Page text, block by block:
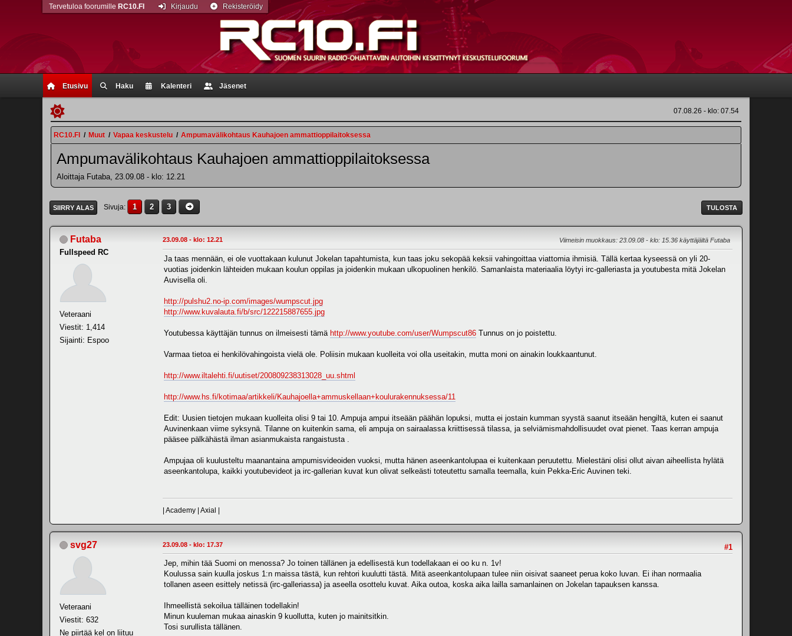
Etusivu Haku Kalenteri Jäsenet
Tervetuloa foorumille RC10.FI Kirjaudu Rekisteröidy
07.08.26 - klo: 07.54
RC10.FI / Muut / Vapaa keskustelu / Ampumavälikohtaus Kauhajoen ammattioppilaitoksessa
Ampumavälikohtaus Kauhajoen ammattioppilaitoksessa
Aloittaja Futaba, 23.09.08 - klo: 12.21
TULOSTA
SIIRRY ALAS Sivuja 1 2 3
Futaba
Fullspeed RC
Veteraani
Viestit: 1,414
Sijainti: Espoo
23.09.08 - klo: 12.21 Viimeisin muokkaus: 23.09.08 - klo: 15.36 käyttäjältä Futaba
Ja taas mennään, ei ole vuottakaan kulunut Jokelan tapahtumista, kun taas joku sekopää keksii vahingoittaa viattomia ihmisiä. Tällä kertaa kyseessä on yli 20-
vuotias joidenkin lähteiden mukaan koulun oppilas ja joidenkin mukaan ulkopuolinen henkilö. Samanlaista materiaalia löytyi irc-galleriasta ja youtubesta mitä Jokelan
Auvisella oli.
http://pulshu2.no-ip.com/images/wumpscut.jpg
http://www.kuvalauta.fi/b/src/122215887655.jpg
Youtubessa käyttäjän tunnus on ilmeisesti tämä http://www.youtube.com/user/Wumpscut86 Tunnus on jo poistettu.
Varmaa tietoa ei henkilövahingoista vielä ole. Poliisin mukaan kuolleita voi olla useitakin, mutta moni on ainakin loukkaantunut.
http://www.iltalehti.fi/uutiset/200809238313028_uu.shtml
http://www.hs.fi/kotimaa/artikkeli/Kauhajoella+ammuskellaan+koulurakennuksessa/11
Edit: Uusien tietojen mukaan kuolleita olisi 9 tai 10. Ampuja ampui itseään päähän lopuksi, mutta ei jostain kumman syystä saanut itseään hengiltä, kuten ei saanut
Auvinenkaan viime syksynä. Tilanne on kuitenkin sama, eli ampuja on sairaalassa kriittisessä tilassa, ja selviämismahdollisuudet ovat pienet. Taas kerran ampuja
pääsee pälkähästä ilman asianmukaista rangaistusta .
Ampujaa oli kuulusteltu maanantaina ampumisvideoiden vuoksi, mutta hänen aseenkantolupaa ei kuitenkaan peruutettu. Mielestäni olisi ollut aivan aiheellista hylätä
aseenkantolupa, kaikki youtubevideot ja irc-gallerian kuvat kun olivat selkeästi toteutettu samalla teemalla, kuin Pekka-Eric Auvinen teki.
| Academy | Axial |
svg27
Veteraani
Viestit: 632
Ne piirtää kel on liituu
#1
23.09.08 - klo: 17.37
Jep, mihin tää Suomi on menossa? Jo toinen tällänen ja edellisestä kun todellakaan ei oo ku n. 1v!
Koulussa sain kuulla joskus 1:n maissa tästä, kun rehtori kuulutti tästä. Mitä aseenkantolupaan tulee niin oisivat saaneet perua koko luvan. Ei ihan normaalia
tollanen aseen esittely netissä (irc-galleriassa) ja aseella osottelu kuvat. Aika outoa, koska aika lailla samanlainen on Jokelan tapauksen kanssa.
Ihmeellistä sekoilua tälläinen todellakin!
Minun kuuleman mukaa ainaskin 9 kuollutta, kuten jo mainitsitkin.
Tosi surullista tällänen.